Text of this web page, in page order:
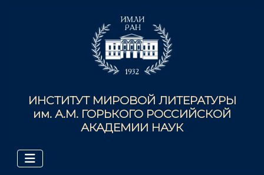
ИНСТИТУТ МИРОВОЙ ЛИТЕРАТУРЫ
им. А.М. ГОРЬКОГО РОССИЙСКОЙ
АКАДЕМИИ НАУК